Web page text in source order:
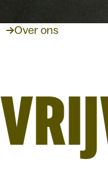
Over ons